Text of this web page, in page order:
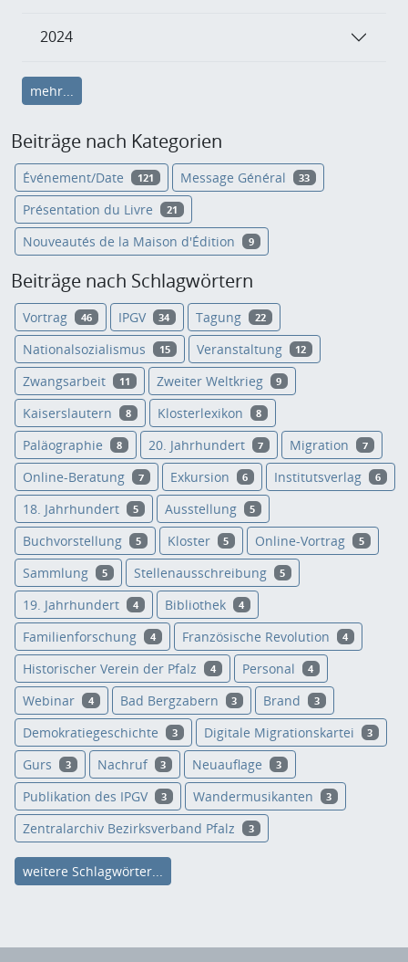
2024
mehr...
Beiträge nach Kategorien
Événement/Date 121 Message Général 33
Présentation du Livre 21
Nouveautés de la Maison d'Édition 9
Beiträge nach Schlagwörtern
Vortrag 46 IPGV 34 Tagung 22
Nationalsozialismus 15 Veranstaltung 12
Zwangsarbeit 11 Zweiter Weltkrieg 9
Kaiserslautern 8 Klosterlexikon 8
Paläographie 8 20. Jahrhundert 7 Migration 7
Online-Beratung 7 Exkursion 6 Institutsverlag 6
18. Jahrhundert 5 Ausstellung 5
Buchvorstellung 5 Kloster 5 Online-Vortrag 5
Sammlung 5 Stellenausschreibung 5
19. Jahrhundert 4 Bibliothek 4
Familienforschung 4 Französische Revolution 4
Historischer Verein der Pfalz 4 Personal 4
Webinar 4 Bad Bergzabern 3 Brand 3
Demokratiegeschichte 3 Digitale Migrationskartei 3
Gurs 3 Nachruf 3 Neuauflage 3
Publikation des IPGV 3 Wandermusikanten 3
Zentralarchiv Bezirksverband Pfalz 3
weitere Schlagwörter...